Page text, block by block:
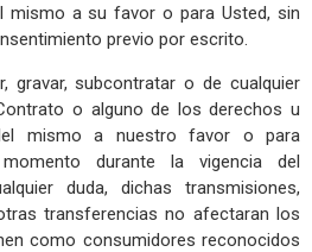
mismo a su favor o para Usted, sin
previo por escrito.
gravar, subcontratar o de cualquier
o alguno de los derechos u
mismo a nuestro favor o para
durante la vigencia del
duda, dichas transmisiones,
transferencias no afectaran los
como consumidores reconocidos